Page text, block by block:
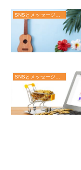
SNSとメッセージアプリ